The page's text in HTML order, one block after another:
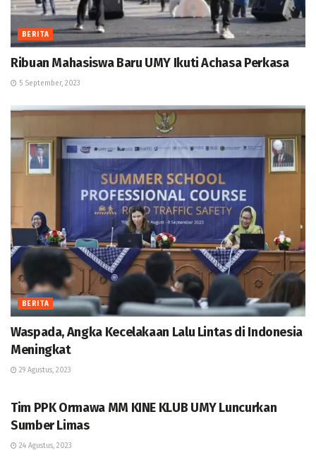
BERITA
Ribuan Mahasiswa Baru UMY Ikuti Achasa Perkasa
5 September, 2023
BERITA
Waspada, Angka Kecelakaan Lalu Lintas di Indonesia
Meningkat
29 Agustus, 2023
Tim PPK Ormawa MM KINE KLUB UMY Luncurkan
Sumber Limas
24 Agustus, 2023